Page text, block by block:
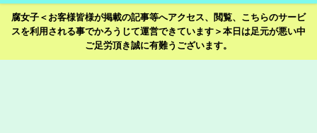
腐女子＜お客様皆様が掲載の記事等へアクセス、閲覧、こちらのサービ
スを利用される事でかろうじて運営できています＞本日は足元が悪い中
ご足労頂き誠に有難うございます。